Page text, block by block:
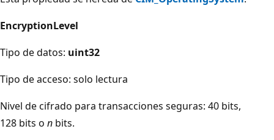
EncryptionLevel
Tipo de datos: uint32
Tipo de acceso: solo lectura
Nivel de cifrado para transacciones seguras: 40 bits,
128 bits o n bits.